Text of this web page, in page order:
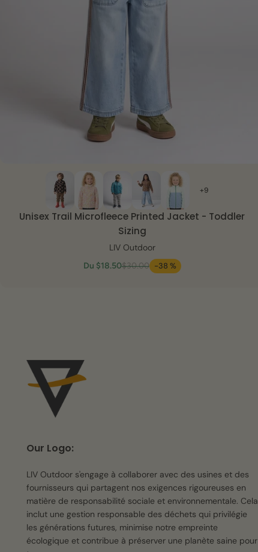
VUE RAPIDE
+9
Unisex Trail Microfleece Printed Jacket - Toddler
Sizing
LIV Outdoor
Du $18.50$30.00 -38 %
Our Logo:
LIV Outdoor s'engage à collaborer avec des usines et des
fournisseurs qui partagent nos exigences rigoureuses en
matière de responsabilité sociale et environnementale. Cela
inclut une gestion responsable des déchets qui privilégie
les générations futures, minimise notre empreinte
écologique et contribue à préserver une planète saine pour